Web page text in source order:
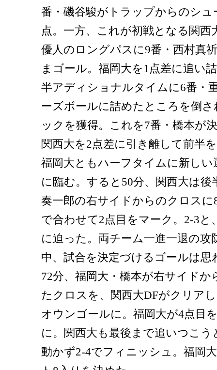
番・磯谷駿がトラップからのシ
点。一方、これが初戦となる関西
優人のロングパスに9番・西村真
まゴール。福岡大を1点差に追い
半アディショナルタイムに6番・
ーズボールに詰めたところを倒
ックを獲得。これを7番・橋本が
関西大を2点差に引き離して前半
福岡大ともハーフタイムに新しい
に臨む。すると50分、関西大は後
奏一郎の右サイドからのクロスに
で合わせて2点目をマーク。2-3と
に迫った。両チーム一進一退の攻
中、試合を決定づけるゴールは思
72分、福岡大・橋本が右サイド
たクロスを、関西大DFがクリア
オウンゴールに。福岡大が4点目
に。関西大も最後まで追いつこ
動かず2-4でフィニッシュ。福岡